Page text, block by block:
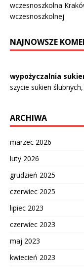
wczesnoszkolna
wczesnoszkolnej
NAJNOWSZE
wypożyczalnia
szycie sukien
ARCHIWA
marzec 2026
luty 2026
grudzień 2025
czerwiec 2025
lipiec 2023
czerwiec 2023
maj 2023
kwiecień 2023